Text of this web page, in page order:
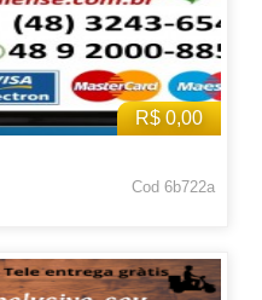
R$ 0,00
Cod 6b722a